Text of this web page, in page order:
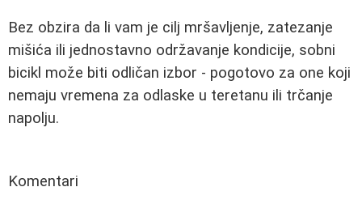
Bez obzira da li vam je cilj mršavljenje, zatezanje
mišića ili jednostavno održavanje kondicije, sobni
bicikl može biti odličan izbor - pogotovo za one koji
nemaju vremena za odlaske u teretanu ili trčanje
napolju.
Komentari